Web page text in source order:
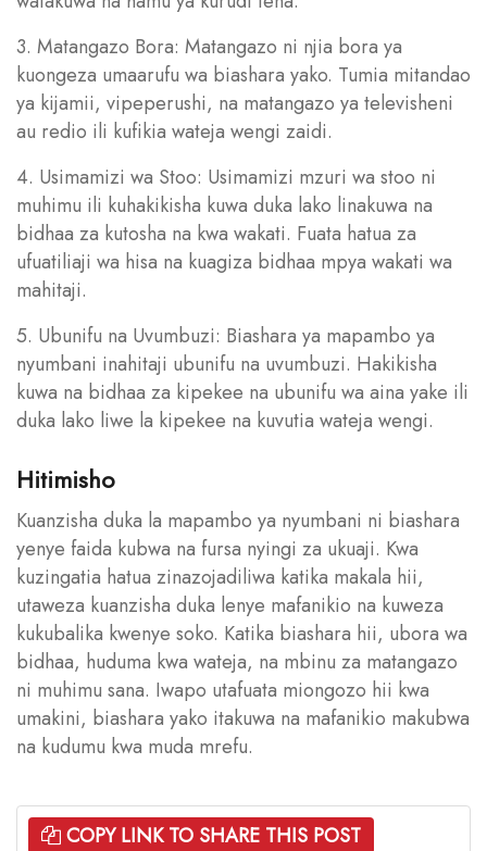
3. Matangazo Bora: Matangazo ni njia bora ya
kuongeza umaarufu wa biashara yako. Tumia mitandao
ya kijamii, vipeperushi, na matangazo ya televisheni
au redio ili kufikia wateja wengi zaidi.
4. Usimamizi wa Stoo: Usimamizi mzuri wa stoo ni
muhimu ili kuhakikisha kuwa duka lako linakuwa na
bidhaa za kutosha na kwa wakati. Fuata hatua za
ufuatiliaji wa hisa na kuagiza bidhaa mpya wakati wa
mahitaji.
5. Ubunifu na Uvumbuzi: Biashara ya mapambo ya
nyumbani inahitaji ubunifu na uvumbuzi. Hakikisha
kuwa na bidhaa za kipekee na ubunifu wa aina yake ili
duka lako liwe la kipekee na kuvutia wateja wengi.
Hitimisho
Kuanzisha duka la mapambo ya nyumbani ni biashara
yenye faida kubwa na fursa nyingi za ukuaji. Kwa
kuzingatia hatua zinazojadiliwa katika makala hii,
utaweza kuanzisha duka lenye mafanikio na kuweza
kukubalika kwenye soko. Katika biashara hii, ubora wa
bidhaa, huduma kwa wateja, na mbinu za matangazo
ni muhimu sana. Iwapo utafuata miongozo hii kwa
umakini, biashara yako itakuwa na mafanikio makubwa
na kudumu kwa muda mrefu.
COPY LINK TO SHARE THIS POST